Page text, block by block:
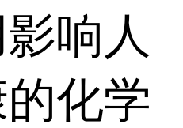
响人
化学